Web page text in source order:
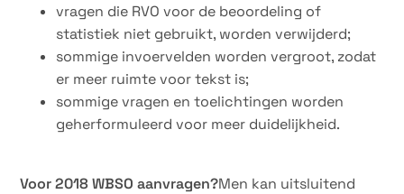
vragen die RVO voor de beoordeling of
statistiek niet gebruikt, worden verwijderd;
sommige invoervelden worden vergroot, zodat
er meer ruimte voor tekst is;
sommige vragen en toelichtingen worden
geherformuleerd voor meer duidelijkheid.
Voor 2018 WBSO aanvragen?Men kan uitsluitend